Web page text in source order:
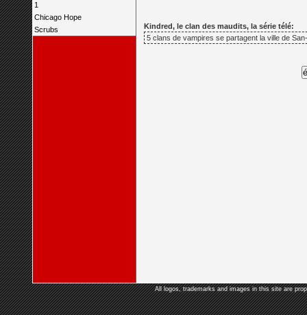
1
Chicago Hope
Scrubs
Kindred, le clan des maudits, la série télé:
5 clans de vampires se partagent la ville de
All logos, trademarks and images in this site are